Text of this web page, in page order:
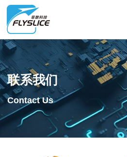
联系我们
Contact Us